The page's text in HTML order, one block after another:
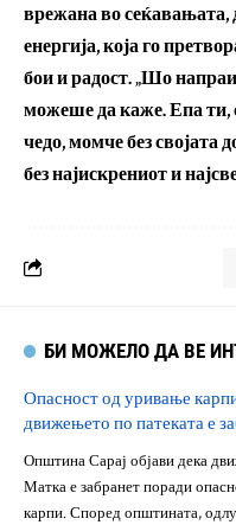
врежана во сеќавањата,
енергија, која го
бои и радост. „Шо
можеше да каже. Епа ти,
чедо, момче без својата
без најискрениот и
БИ МОЖЕЛО ДА ВЕ
Опасност од уривање
движењето по патеката е
Општина Сарај објави дека
Матка е забранет поради
карпи. Според општината,